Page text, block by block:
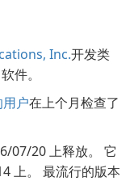
Inc.开发类
件。
户在上个月检查了
07/20 上释放。 它
上。 最流行的版本